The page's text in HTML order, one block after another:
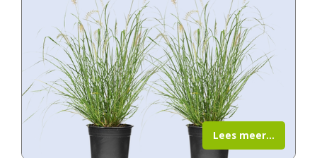
Lees meer...